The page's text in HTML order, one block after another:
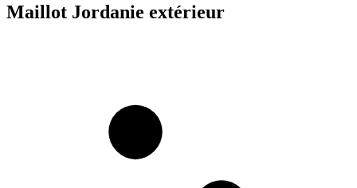
Maillot Jordanie extérieur